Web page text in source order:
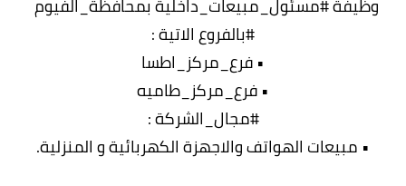
#بالفروع الاتية :
• فرع_مركز_اطسا
• فرع_مركز_طاميه
#مجال_الشركة :
• مبيعات الهواتف والاجهزة الكهربائية و المنزلية.